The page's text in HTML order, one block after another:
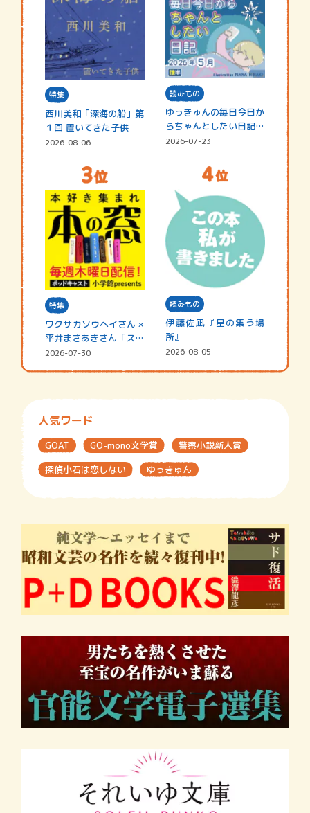
特集
西川美和「深海の船」第
１回 置いてきた子供
2026-08-06
読みもの
ゆっきゅんの毎日今日か
らちゃんとしたい日記
☆202…
2026-07-23
特集
ワクサカソウヘイさん ×
平井まさあきさん「スペ
シャ…
2026-07-30
読みもの
伊藤佐凪『星の集う場
所』
2026-08-05
人気ワード
GOAT GO-mono文学賞
警察小説新人賞
探偵小石は恋しない
ゆっきゅん